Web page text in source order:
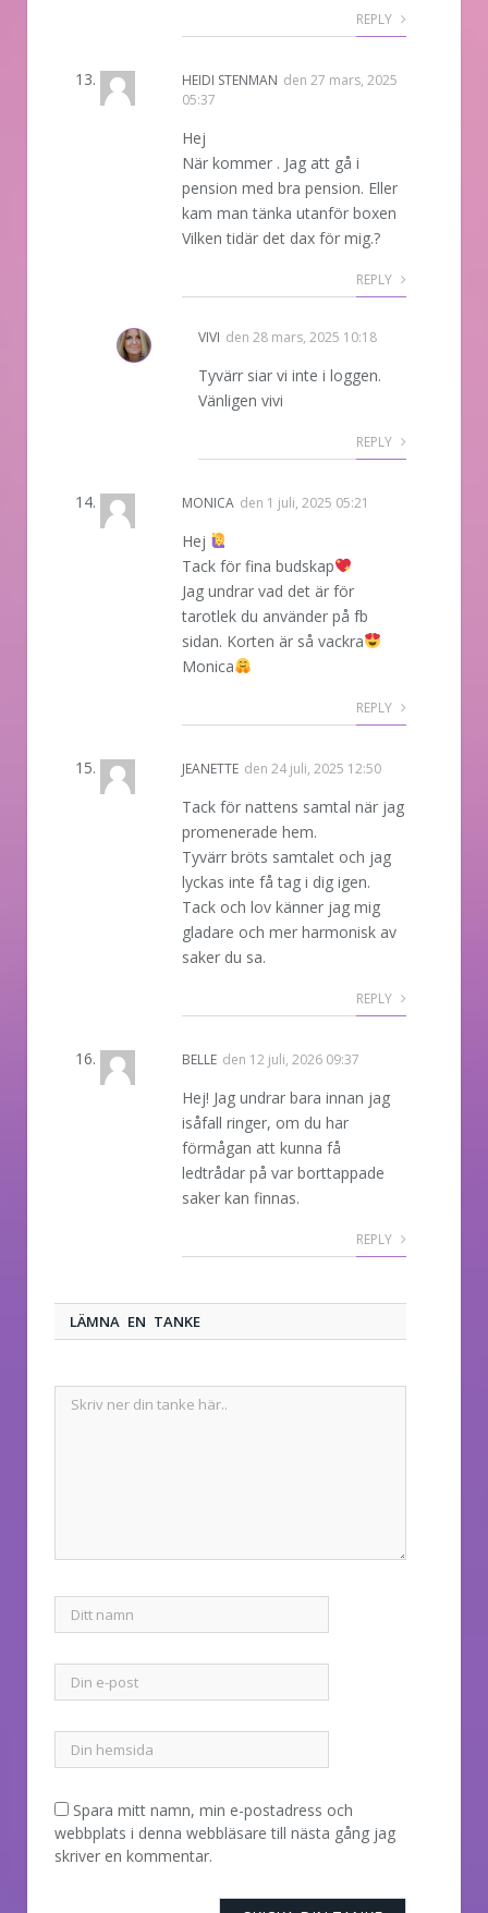
REPLY
HEIDI STENMAN den 27 mars, 2025
05:37
Hej
När kommer . Jag att gå i
pension med bra pension. Eller
kam man tänka utanför boxen
Vilken tidär det dax för mig.?
REPLY
VIVI den 28 mars, 2025 10:18
Tyvärr siar vi inte i loggen.
Vänligen vivi
REPLY
MONICA den 1 juli, 2025 05:21
Hej
Tack för fina budskap
Jag undrar vad det är för
tarotlek du använder på fb
sidan. Korten är så vackra
Monica
REPLY
JEANETTE den 24 juli, 2025 12:50
Tack för nattens samtal när jag
promenerade hem.
Tyvärr bröts samtalet och jag
lyckas inte få tag i dig igen.
Tack och lov känner jag mig
gladare och mer harmonisk av
saker du sa.
REPLY
BELLE den 12 juli, 2026 09:37
Hej! Jag undrar bara innan jag
isåfall ringer, om du har
förmågan att kunna få
ledtrådar på var borttappade
saker kan finnas.
REPLY
LÄMNA EN TANKE
Spara mitt namn, min e-postadress och
webbplats i denna webbläsare till nästa gång jag
skriver en kommentar.